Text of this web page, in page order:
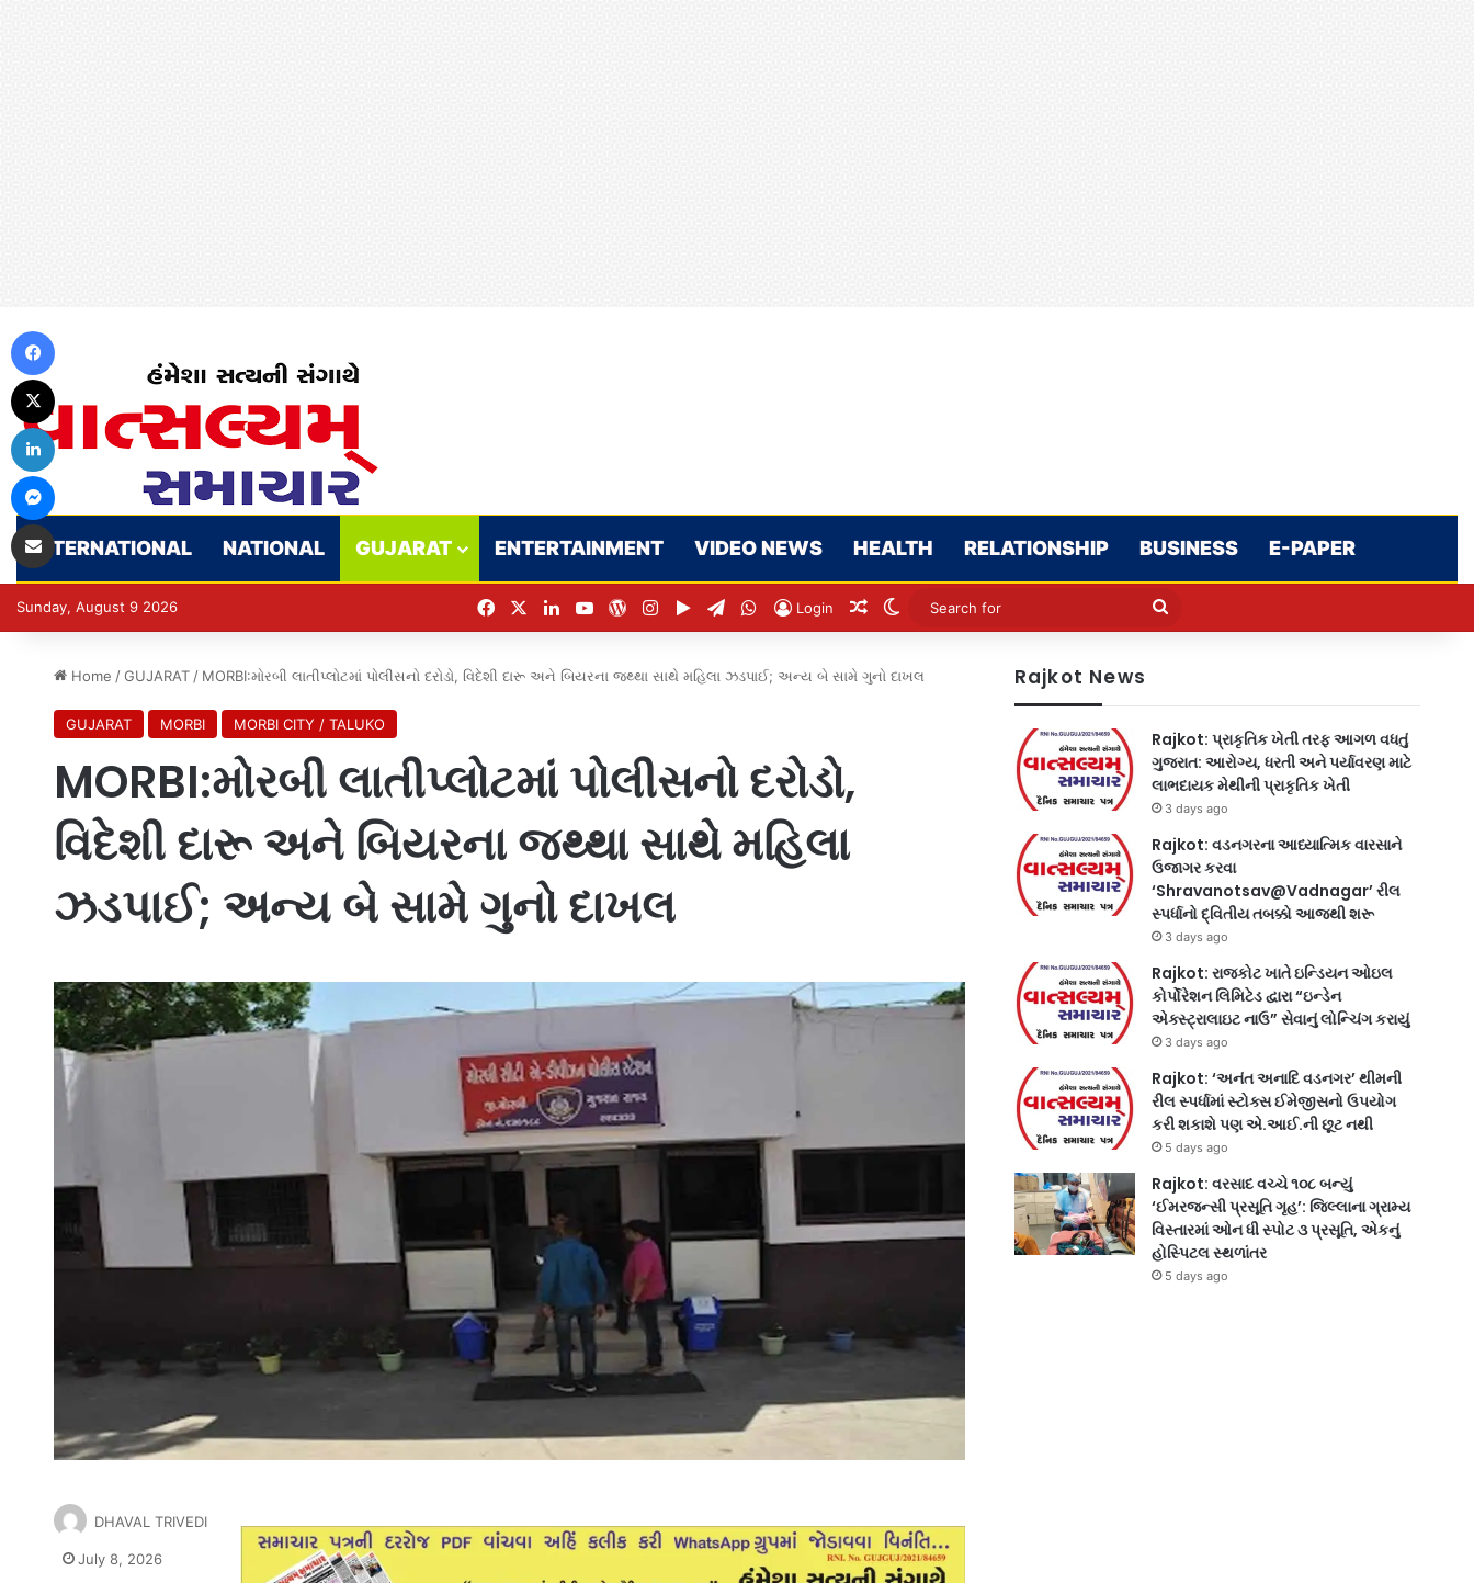
INTERNATIONAL NATIONAL GUJARAT ENTERTAINMENT VIDEO NEWS HEALTH RELATIONSHIP BUSINESS E-PAPER
Sunday, August 9 2026 FacebookLinkedInYouTubeWordPress
Instagram
Google Play
TelegramWhatsApp
Login Random Article
Switch skin
Search
Home / GUJARAT / MORBI:મોરબી લાતીપ્લોટમાં પોલીસનો દરોડો, વિદેશી દારૂ અને બિયરના જથ્થા સાથે મહિલા ઝડપાઈ; અન્ય બે સામે ગુનો દાખલ
GUJARAT MORBI MORBI CITY / TALUKO
MORBI:મોરબી લાતીપ્લોટમાં પોલીસનો દરોડો,
વિદેશી દારૂ અને બિયરના જથ્થા સાથે મહિલા
ઝડપાઈ; અન્ય બે સામે ગુનો દાખલ
DHAVAL TRIVEDI
July 8, 2026
Rajkot News
Rajkot: પ્રાકૃતિક ખેતી તરફ આગળ વધતું
ગુજરાત: આરોગ્ય, ધરતી અને પર્યાવરણ માટે
લાભદાયક મેથીની પ્રાકૃતિક ખેતી
3 days ago
Rajkot: વડનગરના આધ્યાત્મિક વારસાને
ઉજાગર કરવા
‘Shravanotsav@Vadnagar’ રીલ
સ્પર્ધાનો દ્વિતીય તબક્કો આજથી શરૂ
3 days ago
Rajkot: રાજકોટ ખાતે ઇન્ડિયન ઓઇલ
કોર્પોરેશન લિમિટેડ દ્વારા “ઇન્ડેન
એક્સ્ટ્રાલાઇટ નાઉ” સેવાનું લોન્ચિંગ કરાયું
3 days ago
Rajkot: ‘અનંત અનાદિ વડનગર’ થીમની
રીલ સ્પર્ધામાં સ્ટોક્સ ઈમેજીસનો ઉપયોગ
કરી શકાશે પણ એ.આઈ.ની છૂટ નથી
5 days ago
Rajkot: વરસાદ વચ્ચે ૧૦૮ બન્યું
‘ઈમરજન્સી પ્રસૂતિ ગૃહ’: જિલ્લાના ગ્રામ્ય
વિસ્તારમાં ઓન ધી સ્પોટ ૩ પ્રસૂતિ, એકનું
હોસ્પિટલ સ્થળાંતર
5 days ago
LinkedIn